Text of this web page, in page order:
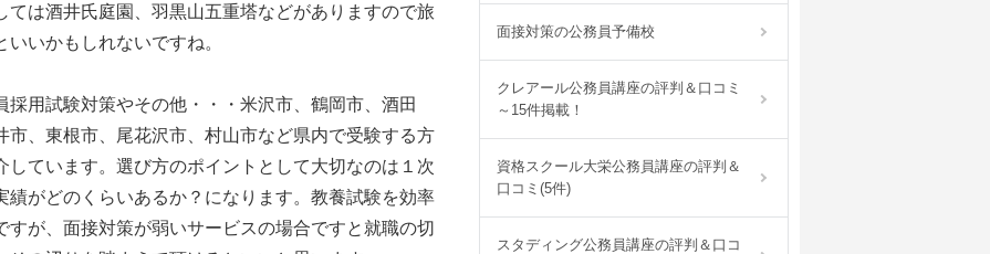
ては酒井氏庭園、羽黒山五重塔などがありますので旅
いかもしれないですね。
用試験対策やその他・・・米沢市、鶴岡市、酒田
市、東根市、尾花沢市、村山市など県内で受験する方
しています。選び方のポイントとして大切なのは１次
績がどのくらいあるか？になります。教養試験を効率
すが、面接対策が弱いサービスの場合ですと就職の切
面接対策の公務員予備校
クレアール公務員講座の評判＆口コミ
～15件掲載！
資格スクール大栄公務員講座の評判＆
口コミ(5件)
スタディング公務員講座の評判＆口コ